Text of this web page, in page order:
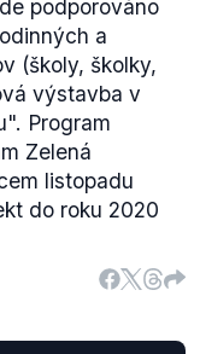
podporováno
a
(školy, školky,
výstavba v
Program
Zelená
listopadu
do roku 2020